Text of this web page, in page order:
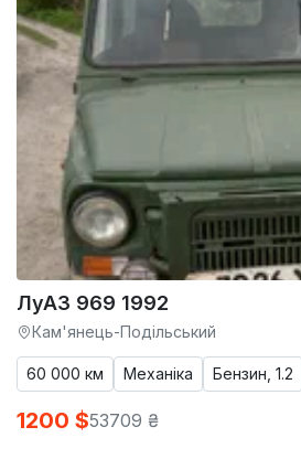
ЛуАЗ 969 1992
Кам'янець-Подільський
60 000 км Механіка Бензин, 1.2
1200 $53709 ₴